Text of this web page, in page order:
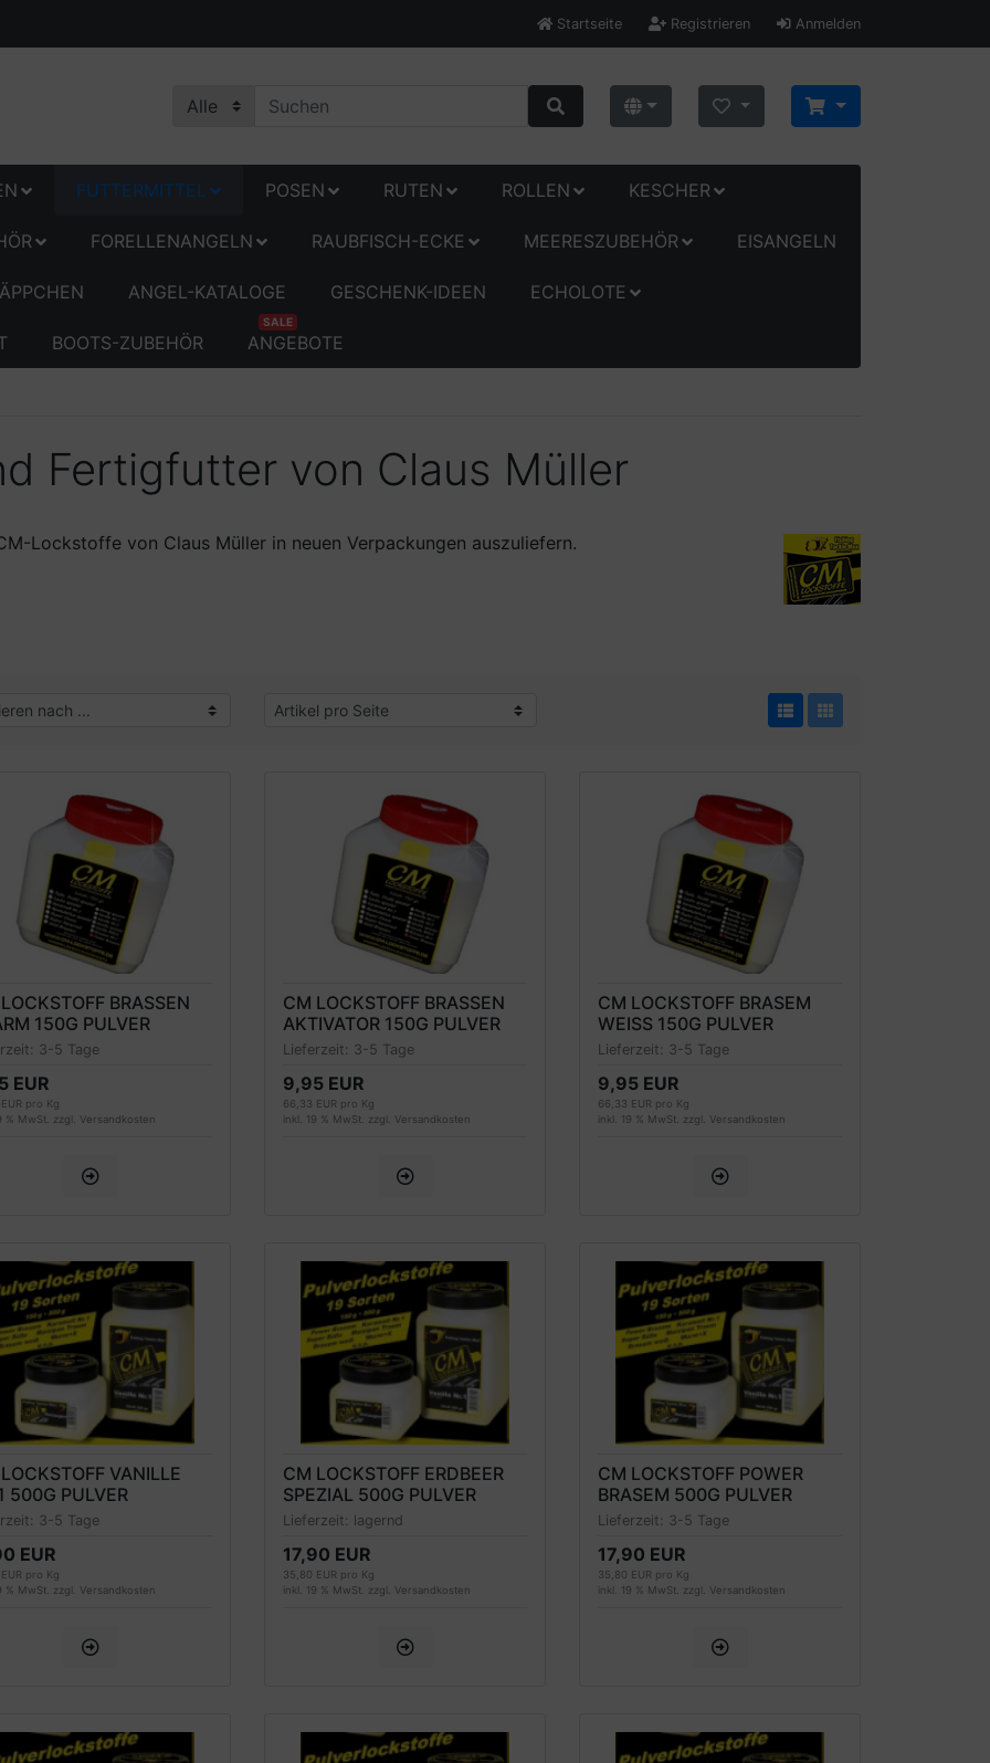
Startseite Registrieren Anmelden
FUTTERMITTEL POSEN RUTEN ROLLEN KESCHER
FORELLENANGELN RAUBFISCH-ECKE MEERESZUBEHÖR EISANGELN
ANGEL-KATALOGE GESCHENK-IDEEN ECHOLOTE
BOOTS-ZUBEHÖR ANGEBOTE
SALE
Fertigfutter von Claus Müller
Lockstoffe von Claus Müller in neuen Verpackungen auszuliefern.
BRASSEN
150G PULVER
3-5 Tage
EUR
pro Kg
% MwSt. zzgl. Versandkosten
CM LOCKSTOFF BRASSEN
AKTIVATOR 150G PULVER
Lieferzeit: 3-5 Tage
9,95 EUR
66,33 EUR pro Kg
inkl. 19 % MwSt. zzgl. Versandkosten
CM LOCKSTOFF BRASEM
WEISS 150G PULVER
Lieferzeit: 3-5 Tage
9,95 EUR
66,33 EUR pro Kg
inkl. 19 % MwSt. zzgl. Versandkosten
VANILLE
500G PULVER
3-5 Tage
EUR
pro Kg
% MwSt. zzgl. Versandkosten
CM LOCKSTOFF ERDBEER
SPEZIAL 500G PULVER
Lieferzeit: lagernd
17,90 EUR
35,80 EUR pro Kg
inkl. 19 % MwSt. zzgl. Versandkosten
CM LOCKSTOFF POWER
BRASEM 500G PULVER
Lieferzeit: 3-5 Tage
17,90 EUR
35,80 EUR pro Kg
inkl. 19 % MwSt. zzgl. Versandkosten